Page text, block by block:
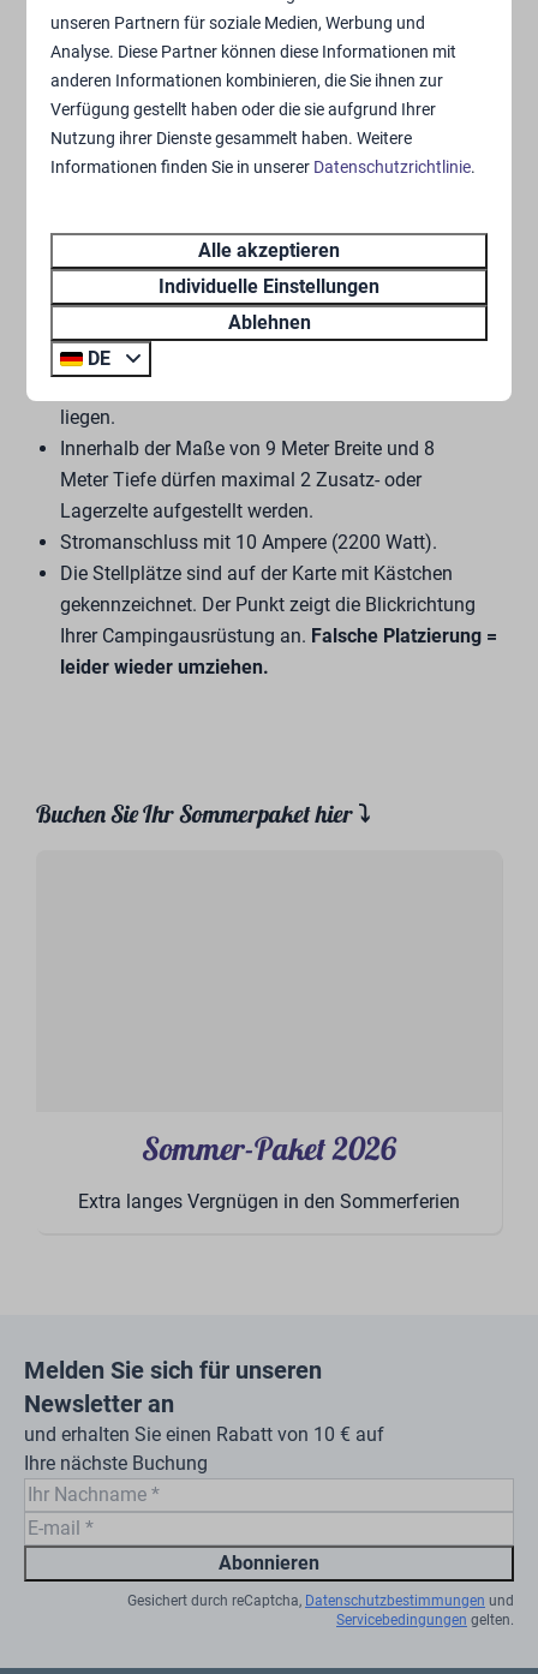
(einschließlich Deichsel) beträgt 9 Meter. Die
maximal zulässige Länge eines Wohnmobils
beträgt 8,5 Meter.
Das maximal zulässige Gewicht des Wohnmobils
beträgt 3,5 Tonnen.
Die Achse des Wohnwagens bzw. die Mitte des
befinden.
Der Wohnwagen oder das Wohnmobil darf
zusammen mit einer Markise und/oder einem
Sonnendach nicht tiefer als 8 Meter vom Mittelstein
aus gemessen sein. Eine eventuelle Umzäunung,
liegen.
Innerhalb der Maße von 9 Meter Breite und 8
Meter Tiefe dürfen maximal 2 Zusatz- oder
Lagerzelte aufgestellt werden.
Stromanschluss mit 10 Ampere (2200 Watt).
Die Stellplätze sind auf der Karte mit Kästchen
gekennzeichnet. Der Punkt zeigt die Blickrichtung
Ihrer Campingausrüstung an. Falsche Platzierung =
leider wieder umziehen.
Buchen Sie Ihr Sommerpaket hier ⤵
Sommer-Paket 2026
Extra langes Vergnügen in den Sommerferien
unseren Partnern für soziale Medien, Werbung und
Analyse. Diese Partner können diese Informationen mit
anderen Informationen kombinieren, die Sie ihnen zur
Verfügung gestellt haben oder die sie aufgrund Ihrer
Nutzung ihrer Dienste gesammelt haben. Weitere
Informationen finden Sie in unserer Datenschutzrichtlinie.
Alle akzeptieren
Individuelle Einstellungen
Ablehnen
DE